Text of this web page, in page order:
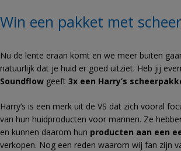
Win een pakket met
Nu de lente eraan komt en we meer buiten
natuurlijk dat je huid er goed uitziet. Heb jij
Soundflow geeft 3x een Harry’s
Harry’s is een merk uit de VS dat zich vooral
van hun huidproducten voor mannen. Ze
en kunnen daarom hun producten aan een
verkopen. Nog een reden waarom wij fan zijn